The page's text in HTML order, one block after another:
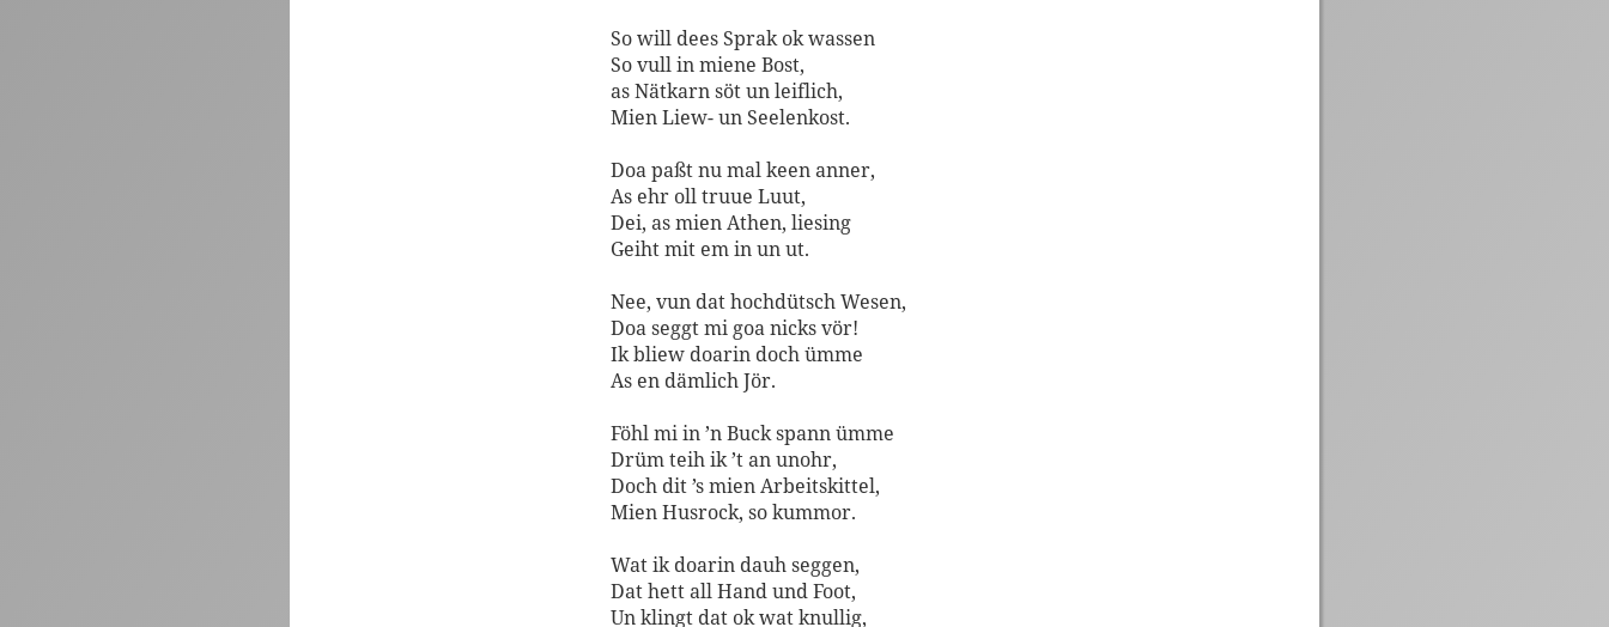
So will dees Sprak ok wassen
So vull in miene Bost,
as Nätkarn söt un leiflich,
Mien Liew- un Seelenkost.
Doa paßt nu mal keen anner,
As ehr oll truue Luut,
Dei, as mien Athen, liesing
Geiht mit em in un ut.
Nee, vun dat hochdütsch Wesen,
Doa seggt mi goa nicks vör!
Ik bliew doarin doch ümme
As en dämlich Jör.
Föhl mi in ’n Buck spann ümme
Drüm teih ik ’t an unohr,
Doch dit ’s mien Arbeitskittel,
Mien Husrock, so kummor.
Wat ik doarin dauh seggen,
Dat hett all Hand und Foot,
Un klingt dat ok wat knullig,